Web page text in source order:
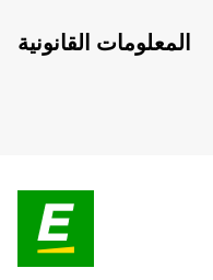
المعلومات القانونية